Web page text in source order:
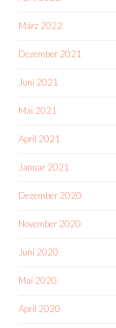
März 2022
Dezember 2021
Juni 2021
Mai 2021
April 2021
Januar 2021
Dezember 2020
November 2020
Juni 2020
Mai 2020
April 2020